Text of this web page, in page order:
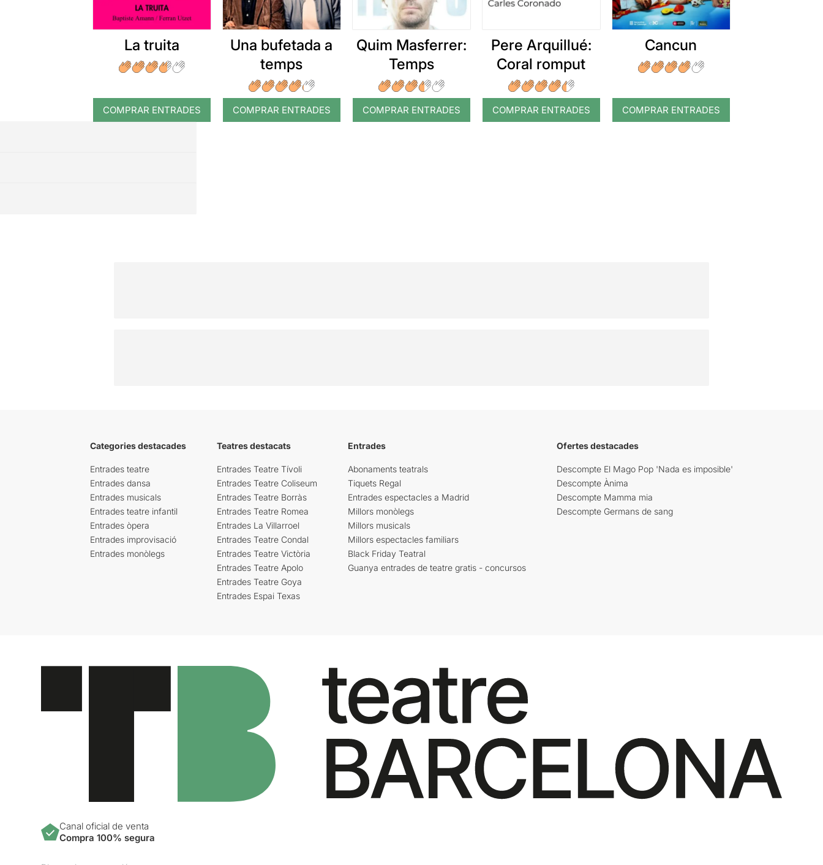
La truita
COMPRAR ENTRADES
Una bufetada a
temps
COMPRAR ENTRADES
Quim Masferrer:
Temps
COMPRAR ENTRADES
Pere Arquillué:
Coral romput
COMPRAR ENTRADES
Cancun
COMPRAR ENTRADES
Categories destacades
Entrades teatre
Entrades dansa
Entrades musicals
Entrades teatre infantil
Entrades òpera
Entrades improvisació
Entrades monòlegs
Teatres destacats
Entrades Teatre Tívoli
Entrades Teatre Coliseum
Entrades Teatre Borràs
Entrades Teatre Romea
Entrades La Villarroel
Entrades Teatre Condal
Entrades Teatre Victòria
Entrades Teatre Apolo
Entrades Teatre Goya
Entrades Espai Texas
Entrades
Abonaments teatrals
Tiquets Regal
Entrades espectacles a Madrid
Millors monòlegs
Millors musicals
Millors espectacles familiars
Black Friday Teatral
Guanya entrades de teatre gratis - concursos
Ofertes destacades
Descompte El Mago Pop 'Nada es imposible'
Descompte Ànima
Descompte Mamma mia
Descompte Germans de sang
Canal oficial de venta
Compra 100% segura